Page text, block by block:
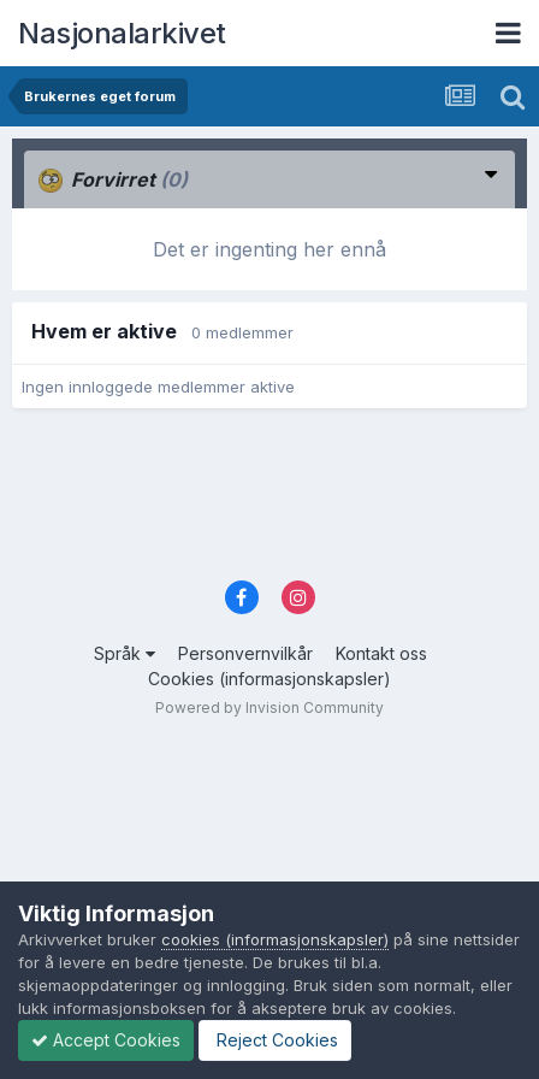
Nasjonalarkivet
Brukernes eget forum
Forvirret (0)
Det er ingenting her ennå
Hvem er aktive 0 medlemmer
Ingen innloggede medlemmer aktive
Språk Personvernvilkår
Kontakt oss
Cookies (informasjonskapsler)
Powered by Invision Community
Viktig Informasjon
Arkivverket bruker cookies (informasjonskapsler) på sine nettsider
for å levere en bedre tjeneste. De brukes til bl.a.
skjemaoppdateringer og innlogging. Bruk siden som normalt, eller
lukk informasjonsboksen for å akseptere bruk av cookies.
Accept Cookies Reject Cookies